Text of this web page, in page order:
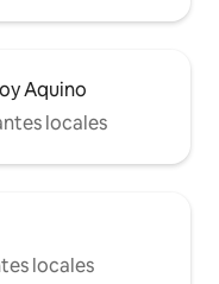
Aquino
locales
locales